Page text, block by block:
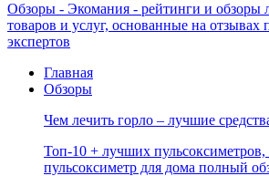
Обзоры - Экомания - рейтинги и обзоры
товаров и услуг, основанные на отзывах
экспертов
Главная
Обзоры
Чем лечить горло – лучшие
Топ-10 + лучших пульсоксиметров,
пульсоксиметр для дома полный